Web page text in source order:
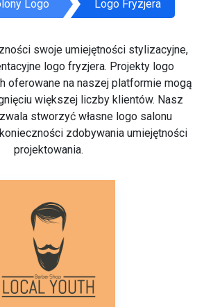
Logo Logo Fryzjera
swoje umiejętności stylizacyjne,
logo fryzjera. Projekty logo
oferowane na naszej platformie mogą
większej liczby klientów. Nasz
stworzyć własne logo salonu
zdobywania umiejętności
projektowania.